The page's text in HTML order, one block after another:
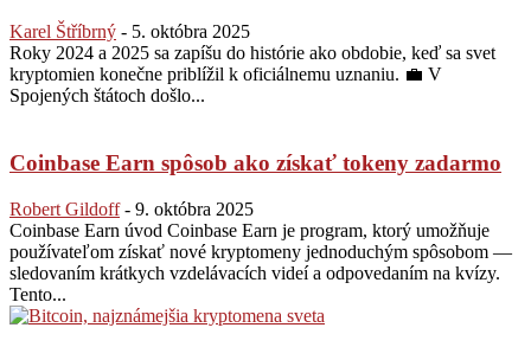
Karel Štříbrný - 5. októbra 2025
Roky 2024 a 2025 sa zapíšu do histórie ako obdobie, keď sa svet
kryptomien konečne priblížil k oficiálnemu uznaniu. 💼 V
Spojených štátoch došlo...
Coinbase Earn spôsob ako získať tokeny zadarmo
Robert Gildoff - 9. októbra 2025
Coinbase Earn úvod Coinbase Earn je program, ktorý umožňuje
používateľom získať nové kryptomeny jednoduchým spôsobom —
sledovaním krátkych vzdelávacích videí a odpovedaním na kvízy.
Tento...